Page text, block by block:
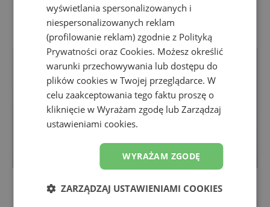
wyświetlania spersonalizowanych i
niespersonalizowanych reklam
(profilowanie reklam) zgodnie z Polityką
Prywatności oraz Cookies. Możesz określić
warunki przechowywania lub dostępu do
plików cookies w Twojej przeglądarce. W
celu zaakceptowania tego faktu proszę o
kliknięcie w Wyrażam zgodę lub Zarządzaj
ustawieniami cookies.
WYRAŻAM ZGODĘ
ZARZĄDZAJ USTAWIENIAMI COOKIES